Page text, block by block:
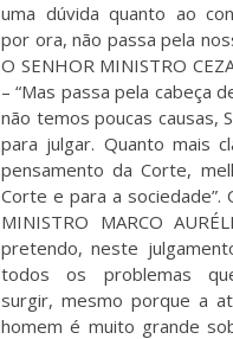
uma dúvida quanto ao
por ora, não passa pela
O SENHOR MINISTRO
– “Mas passa pela cabeça
não temos poucas causas,
para julgar. Quanto mais
pensamento da Corte,
Corte e para a sociedade”.
MINISTRO MARCO
pretendo, neste
todos os problemas
surgir, mesmo porque a
homem é muito grande